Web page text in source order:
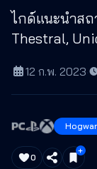
ไกด์แนะนำส
Thestral,
12 ก.พ. 2023·
0